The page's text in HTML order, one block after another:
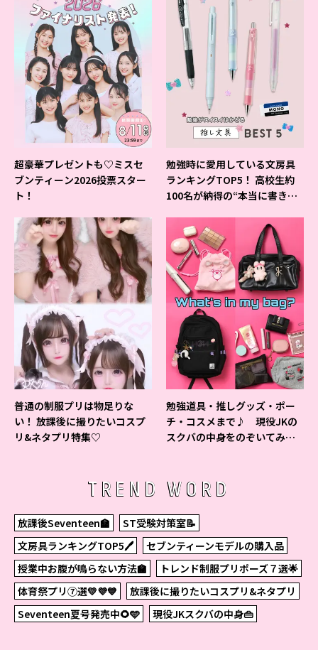
超豪華プレゼントも♡ミスセ
ブンティーン2026投票スター
ト！
勉強時に愛用している文房具
ランキングTOP5！ 高校生約
100名が納得の“本当に書きや
普通の制服プリは物足りな
い！ 放課後に撮りたいコスプ
リ&ネタプリ特集♡
勉強道具・推しグッズ・ポー
チ・コスメまで♪ 現役JKの
スクバの中身をのぞいてみ
TREND WORD
放課後Seventeen🏫
ST受験対策室📝
文房具ランキングTOP5🖊
セブンティーンモデルの購入品
授業中お腹が鳴らない方法🏫
トレンド制服プリポーズ７選🌟
体育祭プリ⑦選💛💜💙
放課後に撮りたいコスプリ&ネタプリ
Seventeen夏号発売中🌻🩵
現役JKスクバの中身👜